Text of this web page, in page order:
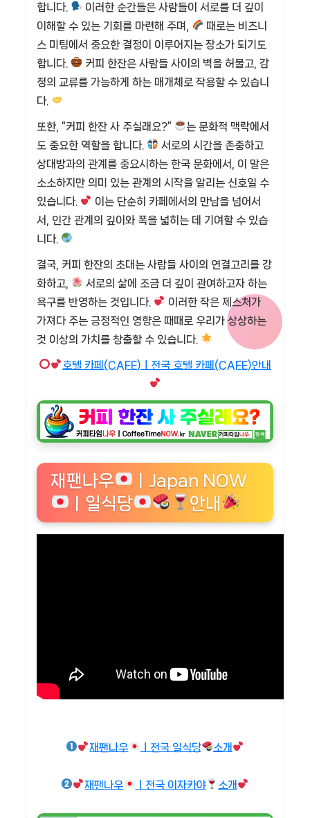
합니다.
이러한 순간들은 사람들이 서로를 더 깊이
이해할 수 있는 기회를 마련해 주며,
때로는 비즈니
스 미팅에서 중요한 결정이 이루어지는 장소가 되기도
합니다.
커피 한잔은 사람들 사이의 벽을 허물고, 감
정의 교류를 가능하게 하는 매개체로 작용할 수 있습니
다.
또한, “커피 한잔 사 주실래요?”
는 문화적 맥락에서
도 중요한 역할을 합니다.
서로의 시간을 존중하고
상대방과의 관계를 중요시하는 한국 문화에서, 이 말은
소소하지만 의미 있는 관계의 시작을 알리는 신호일 수
있습니다.
이는 단순히 카페에서의 만남을 넘어서
서, 인간 관계의 깊이와 폭을 넓히는 데 기여할 수 있습
니다.
결국, 커피 한잔의 초대는 사람들 사이의 연결고리를 강
화하고,
서로의 삶에 조금 더 깊이 관여하고자 하는
욕구를 반영하는 것입니다.
이러한 작은 제스처가
가져다 주는 긍정적인 영향은 때때로 우리가 상상하는
것 이상의 가치를 창출할 수 있습니다.
호텔 카페(CAFE)ㅣ전국 호텔 카페(CAFE)안내
재팬나우
ㅣJapan NOW
ㅣ일식당
안내
재팬나우 ㅣ전국 일식당 소개
재팬나우 ㅣ전국 이자카야 소개